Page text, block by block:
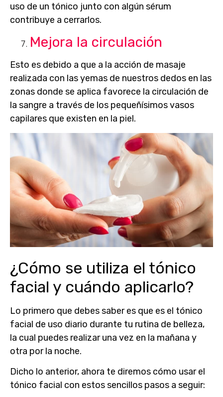
uso de un tónico junto con algún sérum
contribuye a cerrarlos.
Mejora la circulación
Esto es debido a que a la acción de masaje
realizada con las yemas de nuestros dedos en las
zonas donde se aplica favorece la circulación de
la sangre a través de los pequeñísimos vasos
capilares que existen en la piel.
¿Cómo se utiliza el tónico
facial y cuándo aplicarlo?
Lo primero que debes saber es que es el tónico
facial de uso diario durante tu rutina de belleza,
la cual puedes realizar una vez en la mañana y
otra por la noche.
Dicho lo anterior, ahora te diremos cómo usar el
tónico facial con estos sencillos pasos a seguir: